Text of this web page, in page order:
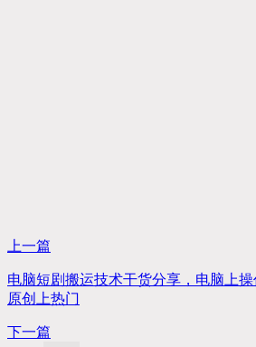
上一篇
电脑短剧搬运技术干货分享，电脑上
原创上热门
下一篇